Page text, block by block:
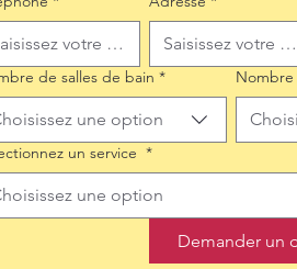
de salles de bain *
une option
un service *
une option
Demander un